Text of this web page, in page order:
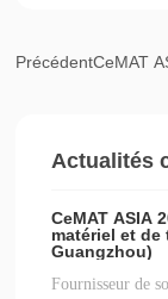
PrécédentCeMAT
rendez-
Actualités
CeMAT ASIA
matériel et
Guangzhou)
Fournisseur de